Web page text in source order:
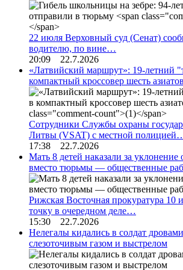
22 июля Верховный суд (Сенат)
водителю, по вине…
20:09 22.7.2026
«Латвийский маршрут»: 19-летний
компактный кроссовер шесть азиатов
Сотрудники Службы охраны
Литвы (VSAT) с местной
17:38 22.7.2026
Мать 8 детей наказали за уклонение
вместо тюрьмы — общественные
Рижская Восточная прокуратура 10
точку в очередном деле…
15:30 22.7.2026
Нелегалы кидались в солдат
слезоточивым газом и выстрелом